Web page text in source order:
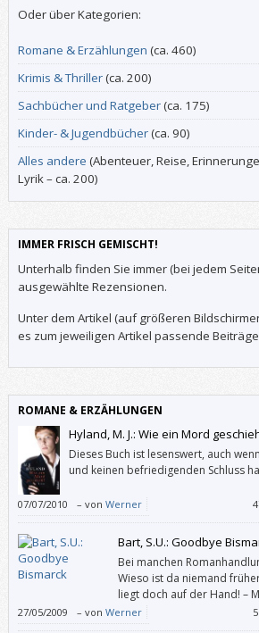
Oder über Kategorien:
Romane & Erzählungen (ca. 460)
Krimis & Thriller(ca. 200)
Sachbücher und Ratgeber(ca. 175)
Kinder- & Jugendbücher(ca. 90)
Alles andere (Abenteuer, Reise,
Lyrik – ca. 200)
IMMER FRISCH GEMISCHT!
Unterhalb finden Sie immer (bei jedem
ausgewählte Rezensionen.
Unter dem Artikel (auf größeren
es zum jeweiligen Artikel passende
ROMANE & ERZÄHLUNGEN
Hyland, M. J.: Wie ein Mord
Dieses Buch ist lesenswert, auch
und keinen befriedigenden Schluss
07/07/2010 – von Werner
Bart, S.U.: Goodbye
Bei manchen
Wieso ist da niemand
liegt doch auf der Hand! –
„Goodbye Bismarck“ so
darüber, dass am Tag der Deutschen Einheit
27/05/2009 – von Werner